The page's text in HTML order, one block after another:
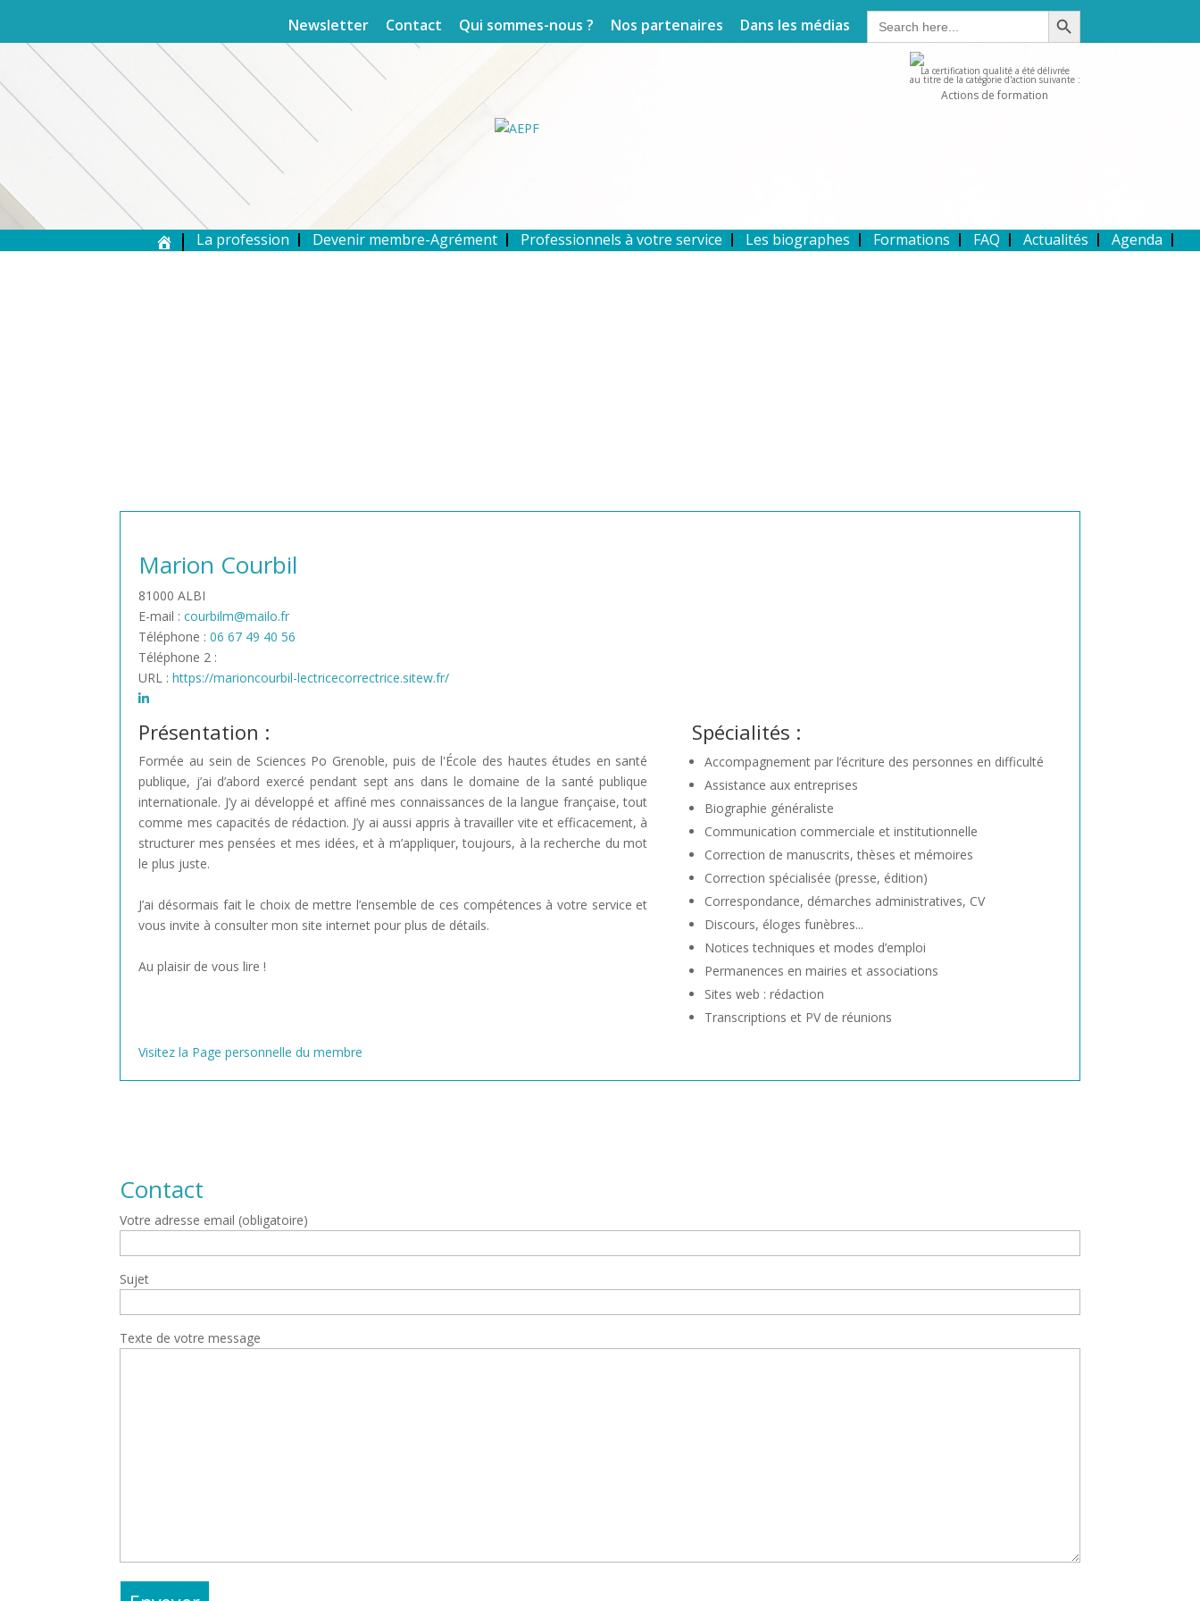
Newsletter Contact Qui sommes-nous ? Nos partenaires Dans les médias Search
for:
Search Button
La certification qualité a été délivrée
au titre de la catégorie d'action suivante :
Actions de formation
La profession Devenir membre-Agrément Professionnels à votre service Les biographes Formations FAQ Actualités Agenda
Marion Courbil
81000 ALBI
E-mail :courbilm@mailo.fr
Téléphone :06 67 49 40 56
Téléphone 2 :
URL :https://marioncourbil-lectricecorrectrice.sitew.fr/
Présentation :
Formée au sein de Sciences Po Grenoble, puis de l'École des hautes études en santé
publique, j’ai d’abord exercé pendant sept ans dans le domaine de la santé publique
internationale. J’y ai développé et affiné mes connaissances de la langue française, tout
comme mes capacités de rédaction. J’y ai aussi appris à travailler vite et efficacement, à
structurer mes pensées et mes idées, et à m’appliquer, toujours, à la recherche du mot
le plus juste.
J’ai désormais fait le choix de mettre l’ensemble de ces compétences à votre service et
vous invite à consulter mon site internet pour plus de détails.
Au plaisir de vous lire !
Spécialités :
Accompagnement par l’écriture des personnes en difficulté
Assistance aux entreprises
Biographie généraliste
Communication commerciale et institutionnelle
Correction de manuscrits, thèses et mémoires
Correction spécialisée (presse, édition)
Correspondance, démarches administratives, CV
Discours, éloges funèbres...
Notices techniques et modes d’emploi
Permanences en mairies et associations
Sites web : rédaction
Transcriptions et PV de réunions
Visitez la Page personnelle du membre
Contact
Votre adresse email (obligatoire)
Sujet
Texte de votre message